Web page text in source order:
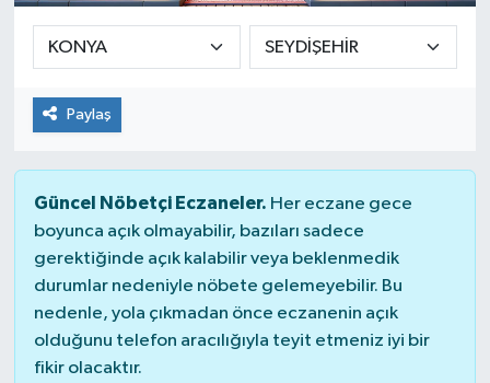
Paylaş
Güncel Nöbetçi Eczaneler. Her eczane gece
boyunca açık olmayabilir, bazıları sadece
gerektiğinde açık kalabilir veya beklenmedik
durumlar nedeniyle nöbete gelemeyebilir. Bu
nedenle, yola çıkmadan önce eczanenin açık
olduğunu telefon aracılığıyla teyit etmeniz iyi bir
fikir olacaktır.